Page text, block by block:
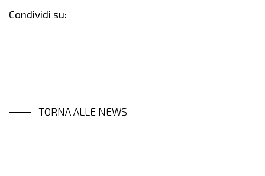
Condividi su:
TORNA ALLE NEWS